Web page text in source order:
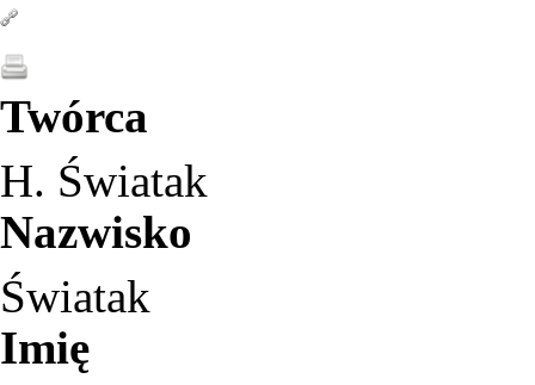
Twórca
H. Światak
Nazwisko
Światak
Imię